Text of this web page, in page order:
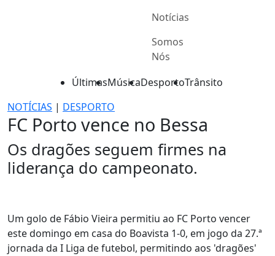
Notícias
Somos
Nós
ÚltimasMúsicaDesportoTrânsito
NOTÍCIAS | DESPORTO
FC Porto vence no Bessa
Os dragões seguem firmes na
liderança do campeonato.
Um golo de Fábio Vieira permitiu ao FC Porto vencer
este domingo em casa do Boavista 1-0, em jogo da 27.ª
jornada da I Liga de futebol, permitindo aos 'dragões'